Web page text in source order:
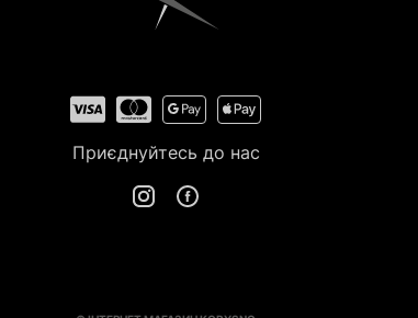
Приєднуйтесь до нас